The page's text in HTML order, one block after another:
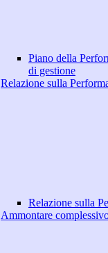
Piano della
di gestione
Relazione sulla
Relazione sulla
Ammontare